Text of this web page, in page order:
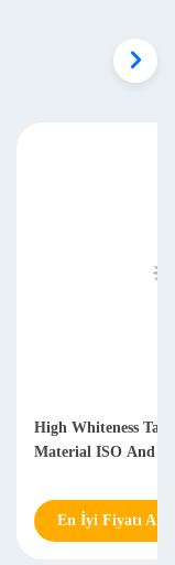
High Whiteness
Material ISO And
En İyi Fiyatı Alın